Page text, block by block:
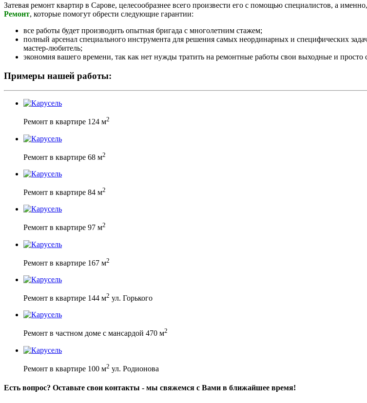
Затевая ремонт квартир в Сарове, целесообразнее всего произвести его с помощью специалистов, а
Ремонт, которые помогут обрести следующие гарантии:
все работы будет производить опытная бригада с многолетним стажем;
полный арсенал специального инструмента для решения самых неординарных и специфических
мастер-любитель;
экономия вашего времени, так как нет нужды тратить на ремонтные работы свои выходные и просто
Примеры нашей работы:
Ремонт в квартире 124 м2
Ремонт в квартире 68 м2
Ремонт в квартире 84 м2
Ремонт в квартире 97 м2
Ремонт в квартире 167 м2
Ремонт в квартире 144 м2 ул. Горького
Ремонт в частном доме с мансардой 470 м2
Ремонт в квартире 100 м2 ул. Родионова
Есть вопрос? Оставьте свои контакты - мы свяжемся с Вами в ближайшее время!